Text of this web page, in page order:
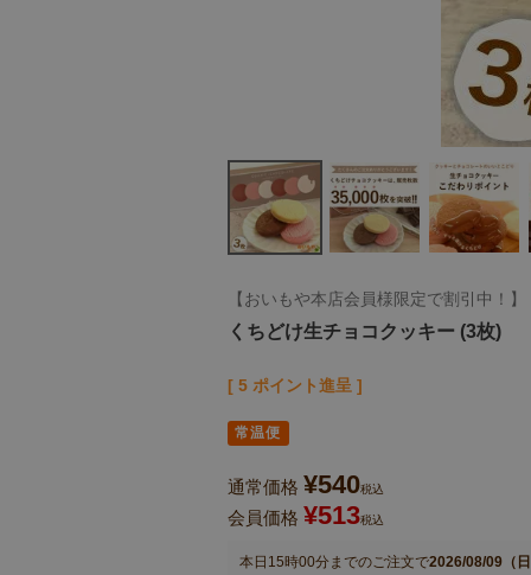
【おいもや本店会員様限定で割引中！】
くちどけ生チョコクッキー (3枚)
[ 5 ポイント進呈 ]
常温便
通常価格 ¥540税込
会員価格 ¥513税込
本日 15時00分までのご注文で2026/08/09（